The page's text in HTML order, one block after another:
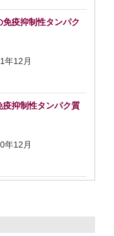
疫抑制性タンパク
年12月
抑制性タンパク質
年12月